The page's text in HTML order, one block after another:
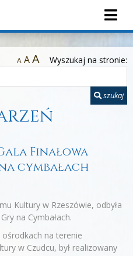
A AA Wyszukaj na stronie:
szukaj
Finałowa
cymbałach
Kultury w Rzeszówie, odbyła
na Cymbałach.
na terenie
w Czudcu, był realizowany